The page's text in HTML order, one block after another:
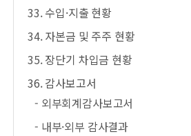
33. 수입·지출 현황
34. 자본금 및 주주 현황
35. 장단기 차입금 현황
36. 감사보고서
- 외부회계감사보고서
- 내부·외부 감사결과